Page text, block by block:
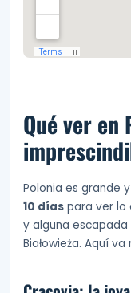
Qué ver en
Polonia es grande
10 días para ver lo
y alguna
Białowieża. Aquí